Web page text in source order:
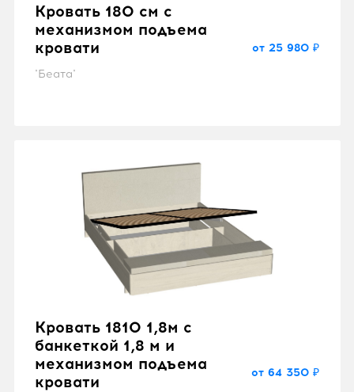
Кровать 180 см с
механизмом подъема
кровати
"Беата"
от 25 980 ₽
Кровать 1810 1,8м с
банкеткой 1,8 м и
механизмом подъема
кровати
от 64 350 ₽